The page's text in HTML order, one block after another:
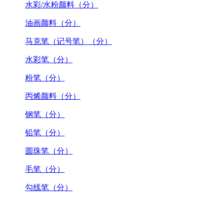
水彩/水粉颜料（分）
油画颜料（分）
马克笔（记号笔）（分）
水彩笔（分）
粉笔（分）
丙烯颜料（分）
钢笔（分）
铅笔（分）
圆珠笔（分）
毛笔（分）
勾线笔（分）